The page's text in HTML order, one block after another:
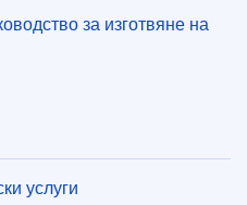
за изготвяне на
услуги